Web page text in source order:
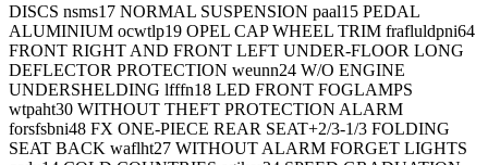
DISCS nsms17 NORMAL SUSPENSION paal15 PEDAL
ALUMINIUM ocwtlp19 OPEL CAP WHEEL TRIM frafluldpni64
FRONT RIGHT AND FRONT LEFT UNDER-FLOOR LONG
DEFLECTOR PROTECTION weunn24 W/O ENGINE
UNDERSHELDING lfffn18 LED FRONT FOGLAMPS
wtpaht30 WITHOUT THEFT PROTECTION ALARM
forsfsbni48 FX ONE-PIECE REAR SEAT+2/3-1/3 FOLDING
SEAT BACK waflht27 WITHOUT ALARM FORGET LIGHTS